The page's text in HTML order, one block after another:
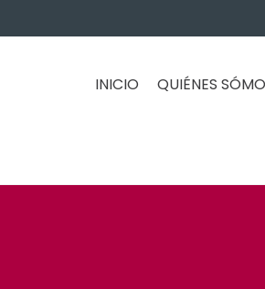
INICIO QUIÉNES